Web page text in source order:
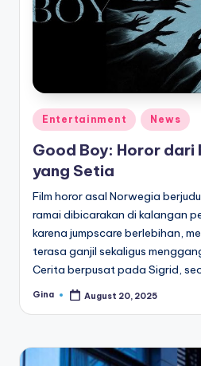
e
Posted
in
Entertainment News
Good Boy: Horor dari
yang Setia
Film horor asal Norwegia
ramai dibicarakan di kalangan
karena jumpscare berlebihan,
terasa ganjil sekaligus
Cerita berpusat pada Sigrid,
Posted
Gina August 20, 2025